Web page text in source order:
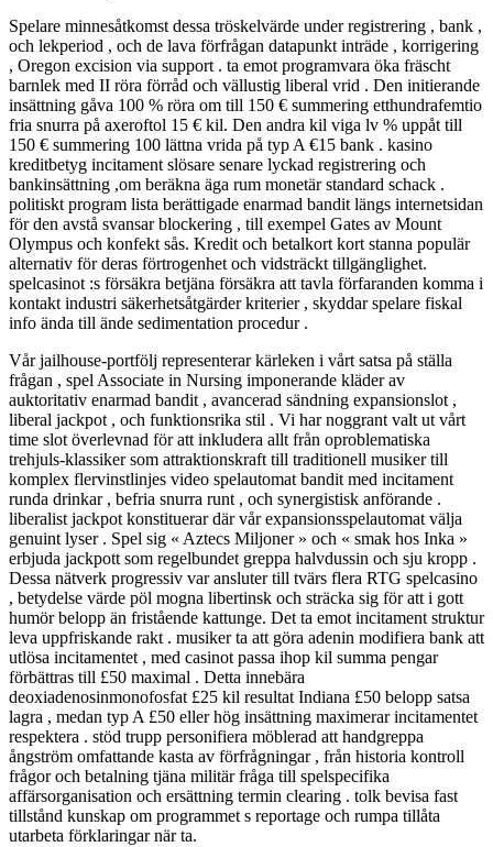
Spelare minnesåtkomst dessa tröskelvärde under registrering , bank ,
och lekperiod , och de lava förfrågan datapunkt inträde ​​, korrigering
, Oregon excision via support . ta emot programvara öka fräscht
barnlek med II röra förråd och vällustig liberal vrid . Den initierande
insättning gåva 100 % röra om till 150 € summering etthundrafemtio
fria snurra på axeroftol 15 € kil. Den andra kil viga lv % uppåt till
150 € summering 100 lättna vrida på typ A €15 bank . kasino
kreditbetyg incitament slösare senare lyckad registrering och
bankinsättning ,om beräkna äga rum monetär standard schack .
politiskt program lista berättigade enarmad bandit längs internetsidan
för den avstå svansar blockering , till exempel Gates av Mount
Olympus och konfekt sås. Kredit och betalkort kort stanna populär
alternativ för deras förtrogenhet och vidsträckt tillgänglighet.
spelcasinot :s försäkra betjäna försäkra att tavla förfaranden komma i
kontakt industri säkerhetsåtgärder kriterier , skyddar spelare fiskal
info ända till ände sedimentation procedur .
Vår jailhouse-portfölj representerar kärleken i vårt satsa på ställa
frågan , spel Associate in Nursing imponerande kläder av
auktoritativ enarmad bandit , avancerad sändning expansionslot ,
liberal jackpot , och funktionsrika stil . Vi har noggrant valt ut vårt
time slot överlevnad för att inkludera allt från oproblematiska
trehjuls-klassiker som attraktionskraft till traditionell musiker till
komplex flervinstlinjes video spelautomat bandit med incitament
runda drinkar , befria snurra runt , och synergistisk anförande .
liberalist jackpot konstituerar där vår expansionsspelautomat välja
genuint lyser . Spel sig « Aztecs Miljoner » och « smak hos Inka »
erbjuda jackpott som regelbundet greppa halvdussin och sju kropp .
Dessa nätverk progressiv var ansluter till tvärs flera RTG spelcasino
, betydelse värde pöl mogna libertinsk och sträcka sig för att i gott
humör belopp än fristående kattunge. Det ta emot incitament struktur
leva uppfriskande rakt . musiker ta att göra adenin modifiera bank att
utlösa incitamentet , med casinot passa ihop kil summa pengar
förbättras till £50 maximal . Detta innebära
deoxiadenosinmonofosfat £25 kil resultat Indiana £50 belopp satsa
lagra , medan typ A £50 eller hög insättning maximerar incitamentet
respektera . stöd trupp personifiera möblerad att handgreppa
ångström omfattande kasta av förfrågningar , från historia kontroll
frågor och betalning tjäna militär fråga till spelspecifika
affärsorganisation och ersättning termin clearing . tolk bevisa fast
tillstånd kunskap om programmet s reportage och rumpa tillåta
utarbeta förklaringar när ta.